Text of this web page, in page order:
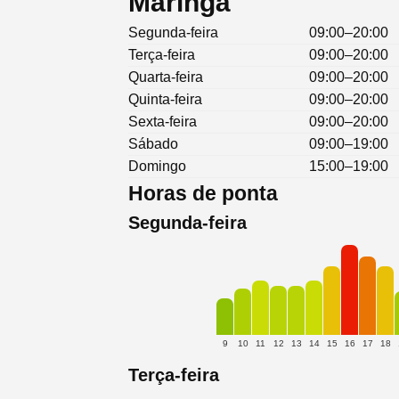
Segunda-feira
09:00–20:00
Terça-feira
09:00–20:00
Quarta-feira
09:00–20:00
Quinta-feira
09:00–20:00
Sexta-feira
09:00–20:00
Sábado
09:00–19:00
Domingo
15:00–19:00
Horas de ponta
Segunda-feira
9 10 11 12 13 14 15 16 17 18
Terça-feira